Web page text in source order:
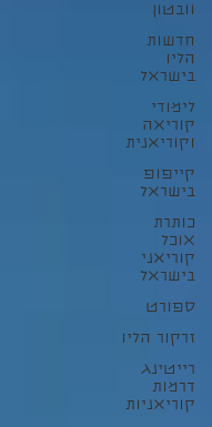
וובטון
חדשות
הליו
בישראל
לימודי
קוריאה
וקוריאנית
קייפופ
בישראל
כותרת
אוכל
קוריאני
בישראל
ספורט
זרקור הליו
רייטינג
דרמות
קוריאניות